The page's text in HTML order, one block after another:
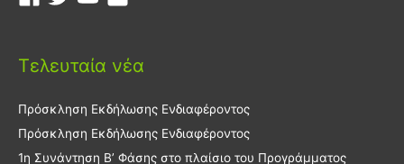
Τελευταία νέα
Πρόσκληση Εκδήλωσης Ενδιαφέροντος
Πρόσκληση Εκδήλωσης Ενδιαφέροντος
1η Συνάντηση Β’ Φάσης στο πλαίσιο του Προγράμματος